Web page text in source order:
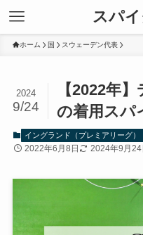
スパ
ホーム 国 スウェーデン代表
【2022年
の着用スパ
2024
9/24
イングランド（プレミアリーグ）
2022年6月8日 2024年9月24